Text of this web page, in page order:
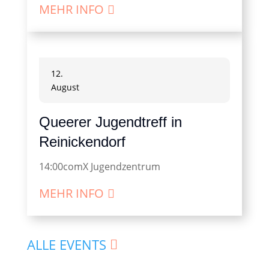
MEHR INFO
12.
August
Queerer Jugendtreff in
Reinickendorf
14:00comX Jugendzentrum
MEHR INFO
ALLE EVENTS